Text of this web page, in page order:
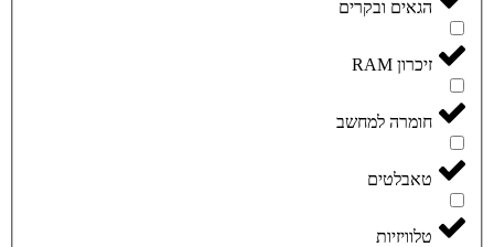
הגאים ובקרים
זיכרון RAM
חומרה למחשב
טאבלטים
טלוויזיות